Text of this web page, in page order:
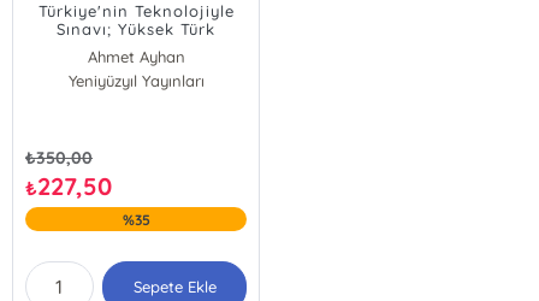
Türkiye'nin Teknolojiyle
Sınavı; Yüksek Türk
Teknolojisinin Doğum
Sancısı
Ahmet Ayhan
Yeniyüzyıl Yayınları
₺350,00
₺227,50
%35
Sepete Ekle